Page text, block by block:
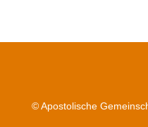
© Apostolische